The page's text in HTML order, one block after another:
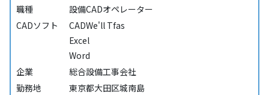
職種
設備CADオペレーター
CADソフト
CADWe'll Tfas
Excel
Word
企業
総合設備工事会社
勤務地
東京都大田区城南島